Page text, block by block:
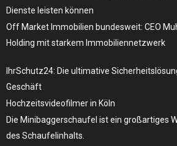
Dienste leisten können
Off Market Immobilien bundesweit: CEO
Holding mit starkem Immobiliennetzwerk
IhrSchutz24: Die ultimative
Geschäft
Hochzeitsvideofilmer in Köln
Die Minibaggerschaufel ist ein großartiges
des Schaufelinhalts.